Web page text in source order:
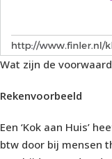
Wat zijn de
Rekenvoorbeeld
Een ‘Kok aan Huis’
btw door bij mensen